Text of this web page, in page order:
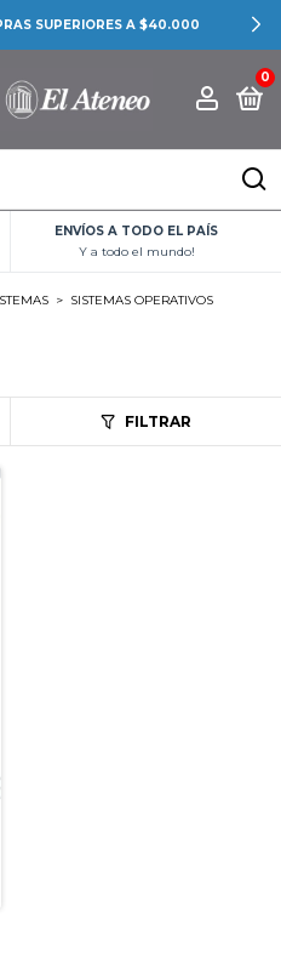
SUPERIORES A $40.000
0
ENVÍOS A TODO EL PAÍS
Y a todo el mundo!
> SISTEMAS OPERATIVOS
FILTRAR